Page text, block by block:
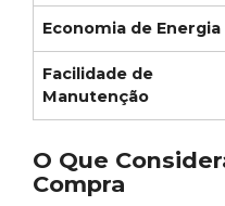
Economia de Energia
Facilidade de
Manutenção
O Que
Compra